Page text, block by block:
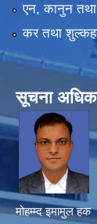
एन, कानुन तथा
कर तथा
सूचना
मोहम्म्द इमामुल हक